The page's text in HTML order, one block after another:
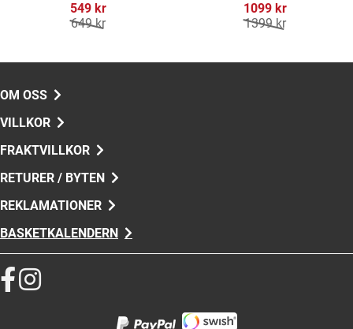
549 kr
649 kr
1099 kr
1399 kr
OM OSS
VILLKOR
FRAKTVILLKOR
RETURER / BYTEN
REKLAMATIONER
BASKETKALENDERN